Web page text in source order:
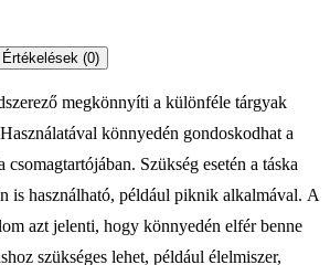
Értékelések (0)
megkönnyíti a különféle tárgyak
könnyedén gondoskodhat a
Szükség esetén a táska
is használható, például piknik alkalmával. A
azt jelenti, hogy könnyedén elfér benne
szükséges lehet, például élelmiszer,